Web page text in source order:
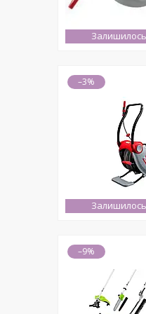
Залишилось
–3%
Залишилось
–9%